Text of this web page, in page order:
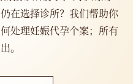
在选择诊所？我们帮助你
处理妊娠代孕个案；所有
。